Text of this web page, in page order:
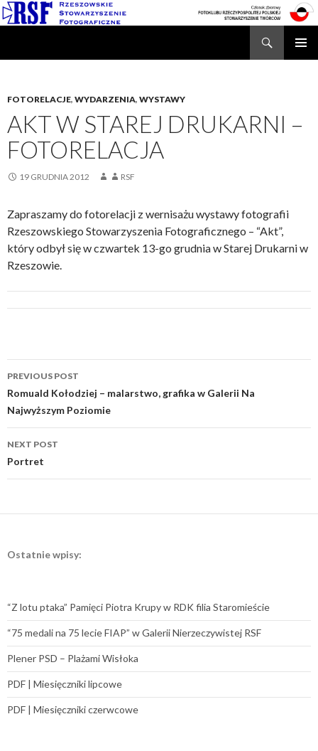
FOTORELACJE, WYDARZENIA, WYSTAWY
AKT W STAREJ DRUKARNI –
FOTORELACJA
19 GRUDNIA 2012 RSF
Zapraszamy do fotorelacji z wernisażu wystawy fotografii
Rzeszowskiego Stowarzyszenia Fotograficznego – “Akt”,
który odbył się w czwartek 13-go grudnia w Starej Drukarni w
Rzeszowie.
Post
navigation
PREVIOUS POST
Romuald Kołodziej – malarstwo, grafika w Galerii Na
Najwyższym Poziomie
NEXT POST
Portret
Ostatnie wpisy:
“Z lotu ptaka” Pamięci Piotra Krupy w RDK filia Staromieście
“75 medali na 75 lecie FIAP” w Galerii Nierzeczywistej RSF
Plener PSD – Plażami Wisłoka
PDF | Miesięczniki lipcowe
PDF | Miesięczniki czerwcowe